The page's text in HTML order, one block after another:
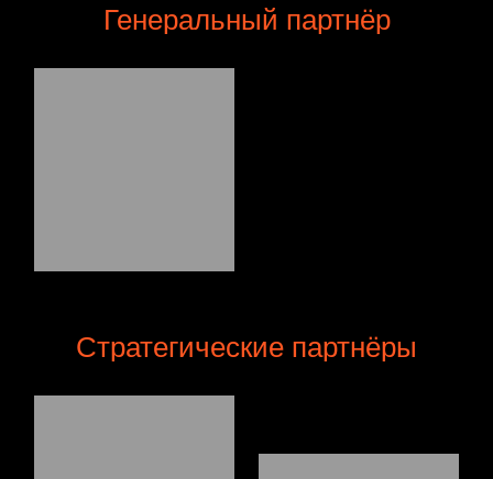
Генеральный партнёр
Стратегические партнёры